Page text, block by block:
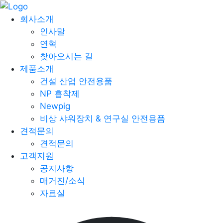
회사소개
인사말
연혁
찾아오시는 길
제품소개
건설 산업 안전용품
NP 흡착제
Newpig
비상 샤워장치 & 연구실 안전용품
견적문의
견적문의
고객지원
공지사항
매거진/소식
자료실